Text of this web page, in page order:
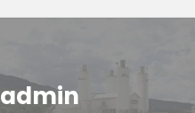
admin